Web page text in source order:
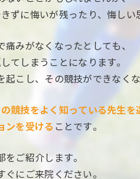
に悔いが残ったり、悔しい
みがなくなったとしても、
てしまうことになります。
こし、その競技ができなく
競技をよく知っている先生を
ンを受ける ことです。
ご紹介します。
にご来院ください。